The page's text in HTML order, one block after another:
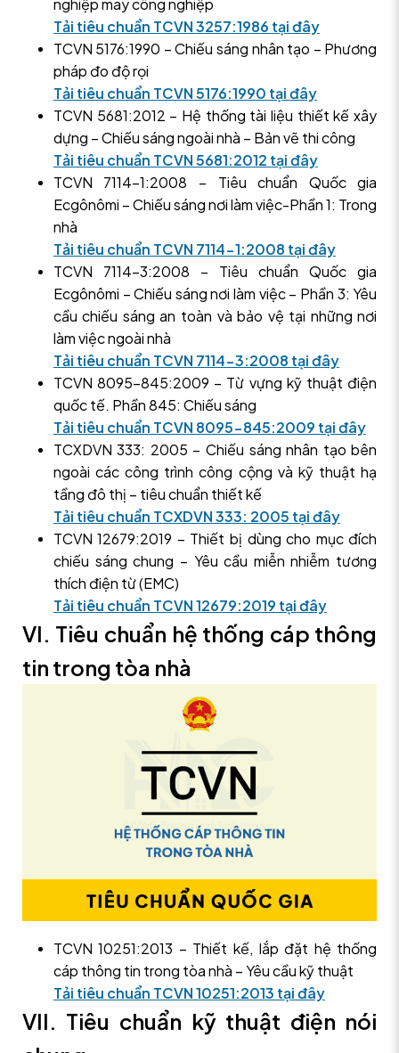
nghiệp may công nghiệp
Tải tiêu chuẩn TCVN 3257:1986 tại đây
TCVN 5176:1990 – Chiếu sáng nhân tạo – Phương
pháp đo độ rọi
Tải tiêu chuẩn TCVN 5176:1990 tại đây
TCVN 5681:2012 – Hệ thống tài liệu thiết kế xây
dựng – Chiếu sáng ngoài nhà – Bản vẽ thi công
Tải tiêu chuẩn TCVN 5681:2012 tại đây
TCVN 7114-1:2008 – Tiêu chuẩn Quốc gia
Ecgônômi – Chiếu sáng nơi làm việc-Phần 1: Trong
nhà
Tải tiêu chuẩn TCVN 7114-1:2008 tại đây
TCVN 7114-3:2008 – Tiêu chuẩn Quốc gia
Ecgônômi – Chiếu sáng nơi làm việc – Phần 3: Yêu
cầu chiếu sáng an toàn và bảo vệ tại những nơi
làm việc ngoài nhà
Tải tiêu chuẩn TCVN 7114-3:2008 tại đây
TCVN 8095-845:2009 – Từ vựng kỹ thuật điện
quốc tế. Phần 845: Chiếu sáng
Tải tiêu chuẩn TCVN 8095-845:2009 tại đây
TCXDVN 333: 2005 – Chiếu sáng nhân tạo bên
ngoài các công trình công cộng và kỹ thuật hạ
tầng đô thị – tiêu chuẩn thiết kế
Tải tiêu chuẩn TCXDVN 333: 2005 tại đây
TCVN 12679:2019 – Thiết bị dùng cho mục đích
chiếu sáng chung – Yêu cầu miễn nhiễm tương
thích điện từ (EMC)
Tải tiêu chuẩn TCVN 12679:2019 tại đây
VI. Tiêu chuẩn hệ thống cáp thông
tin trong tòa nhà
TCVN 10251:2013 – Thiết kế, lắp đặt hệ thống
cáp thông tin trong tòa nhà – Yêu cầu kỹ thuật
Tải tiêu chuẩn TCVN 10251:2013 tại đây
VII. Tiêu chuẩn kỹ thuật điện nói